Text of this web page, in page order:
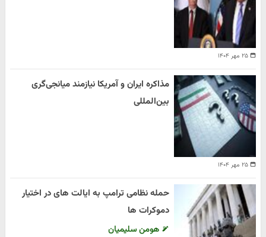
۲۵ مهر ۱۴۰۴
۲۵ مهر ۱۴۰۴
مذاکره ایران و آمریکا نیازمند میانجی‌گری
بین‌المللی
حمله نظامی ترامپ به ایالت های در اختیار
دموکرات ها
هومن سلیمیان